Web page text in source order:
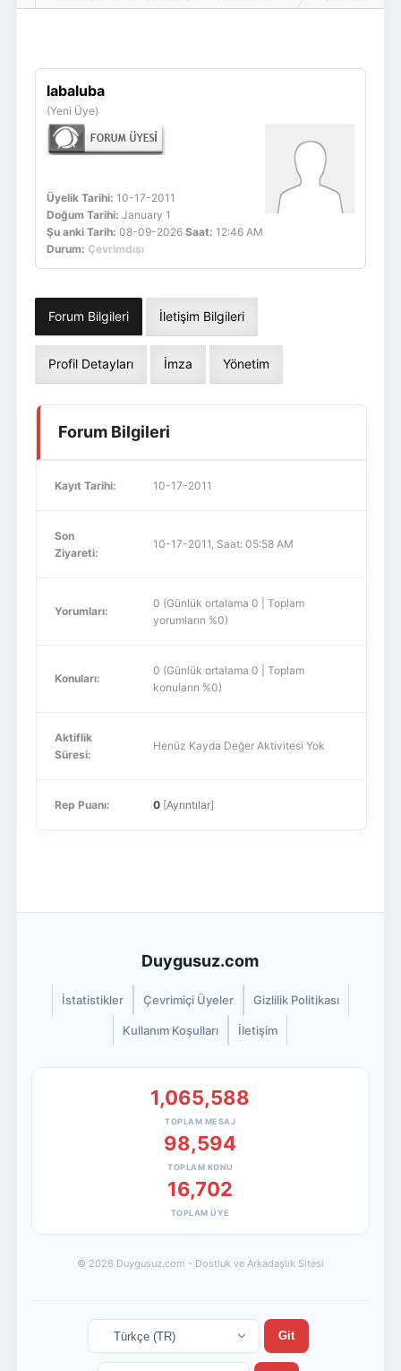
labaluba
(Yeni Üye)
Üyelik Tarihi: 10-17-2011
Doğum Tarihi: January 1
Şu anki Tarih: 08-09-2026 Saat: 12:46 AM
Durum: Çevrimdışı
Forum Bilgileri İletişim Bilgileri
Profil Detayları İmza Yönetim
Forum Bilgileri
Kayıt Tarihi: 10-17-2011
Son
Ziyareti:
10-17-2011, Saat: 05:58 AM
Yorumları:
0 (Günlük ortalama 0 | Toplam
yorumların %0)
Konuları:
0 (Günlük ortalama 0 | Toplam
konuların %0)
Aktiflik
Süresi:
Henüz Kayda Değer Aktivitesi Yok
Rep Puanı: 0[Ayrıntılar]
Duygusuz.com
İstatistikler Çevrimiçi Üyeler Gizlilik Politikası
Kullanım Koşulları İletişim
1,065,588
TOPLAM MESAJ
98,594
TOPLAM KONU
16,702
TOPLAM ÜYE
© 2026 Duygusuz.com - Dostluk ve Arkadaşlık Sitesi